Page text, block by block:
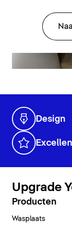
Design
Upgrade
Producten
Wasplaats